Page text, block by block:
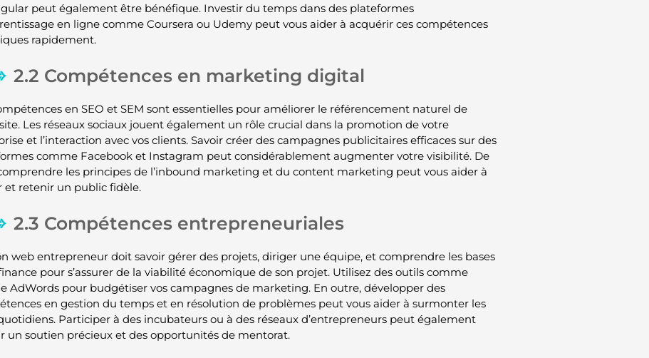
peut également être bénéfique. Investir du temps dans des plateformes
en ligne comme Coursera ou Udemy peut vous aider à acquérir ces compétences
rapidement.
2.2 Compétences en marketing digital
en SEO et SEM sont essentielles pour améliorer le référencement naturel de
Les réseaux sociaux jouent également un rôle crucial dans la promotion de votre
et l’interaction avec vos clients. Savoir créer des campagnes publicitaires efficaces sur des
comme Facebook et Instagram peut considérablement augmenter votre visibilité. De
les principes de l’inbound marketing et du content marketing peut vous aider à
et retenir un public fidèle.
2.3 Compétences entrepreneuriales
web entrepreneur doit savoir gérer des projets, diriger une équipe, et comprendre les bases
pour s’assurer de la viabilité économique de son projet. Utilisez des outils comme
AdWords pour budgétiser vos campagnes de marketing. En outre, développer des
en gestion du temps et en résolution de problèmes peut vous aider à surmonter les
Participer à des incubateurs ou à des réseaux d’entrepreneurs peut également
un soutien précieux et des opportunités de mentorat.